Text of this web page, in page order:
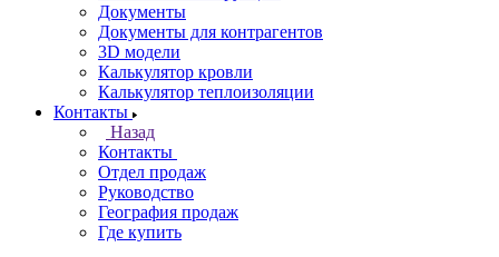
Документы
Документы для контрагентов
3D модели
Калькулятор кровли
Калькулятор теплоизоляции
Контакты
Назад
Контакты
Отдел продаж
Руководство
География продаж
Где купить